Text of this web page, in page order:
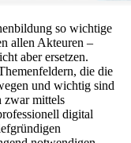
so wichtige
allen Akteuren –
aber ersetzen.
die die
und wichtig sind
zwar mittels
digital